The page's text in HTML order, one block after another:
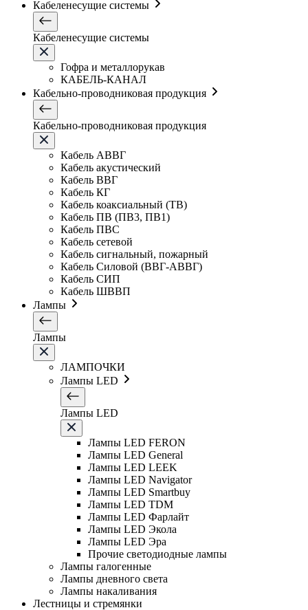
Кабеленесущие системы
Кабеленесущие системы
Гофра и металлорукав
КАБЕЛЬ-КАНАЛ
Кабельно-проводниковая продукция
Кабельно-проводниковая продукция
Кабель АВВГ
Кабель акустический
Кабель ВВГ
Кабель КГ
Кабель коаксиальный (ТВ)
Кабель ПВ (ПВ3, ПВ1)
Кабель ПВС
Кабель сетевой
Кабель сигнальный, пожарный
Кабель Силовой (ВВГ-АВВГ)
Кабель СИП
Кабель ШВВП
Лампы
Лампы
ЛАМПОЧКИ
Лампы LED
Лампы LED
Лампы LED FERON
Лампы LED General
Лампы LED LEEK
Лампы LED Navigator
Лампы LED Smartbuy
Лампы LED TDM
Лампы LED Фарлайт
Лампы LED Экола
Лампы LED Эра
Прочие светодиодные лампы
Лампы галогенные
Лампы дневного света
Лампы накаливания
Лестницы и стремянки